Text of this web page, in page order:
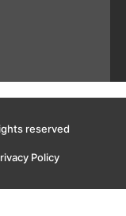
reserved
Policy